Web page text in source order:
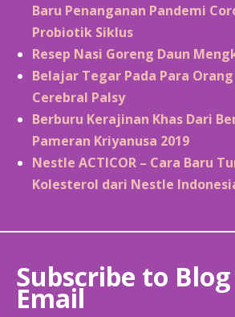
Baru Penanganan Pandemi
Probiotik Siklus
Resep Nasi Goreng Daun
Belajar Tegar Pada Para
Cerebral Palsy
Berburu Kerajinan Khas Dari
Pameran Kriyanusa 2019
Nestle ACTICOR – Cara Baru
Kolesterol dari Nestle
Subscribe to
Email